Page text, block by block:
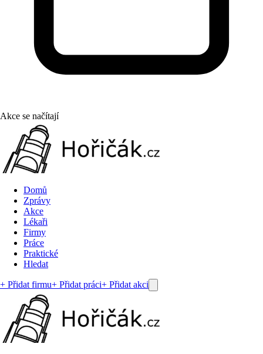
Akce se načítají
Domů
Zprávy
Akce
Lékaři
Firmy
Práce
Praktické
Hledat
+ Přidat firmu+ Přidat práci+ Přidat akci